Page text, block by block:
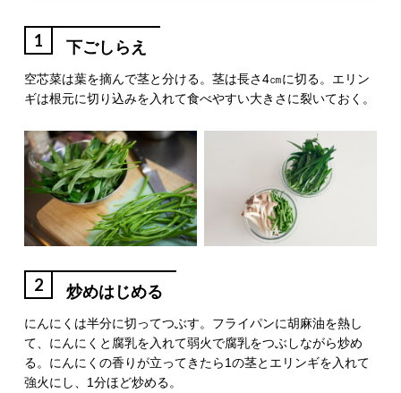
1 下ごしらえ
空芯菜は葉を摘んで茎と分ける。茎は長さ4㎝に切る。エリン
ギは根元に切り込みを入れて食べやすい大きさに裂いておく。
2 炒めはじめる
にんにくは半分に切ってつぶす。フライパンに胡麻油を熱し
て、にんにくと腐乳を入れて弱火で腐乳をつぶしながら炒め
る。にんにくの香りが立ってきたら1の茎とエリンギを入れて
強火にし、1分ほど炒める。